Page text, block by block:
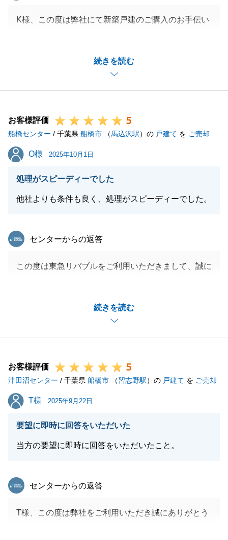
続きを読む
K様、この度は弊社にて新築戸建のご購入のお手伝い
ご満足につながって欲しいと強く願っておりました
が、想定以上に素敵な戸建住宅が完成し、心より安心
致しました。
ばお気軽にお声がけ下さい。
今後とも末永いお付き合いの程、宜しくお願いいたし
ます。
お客様評価 5
船橋センター / 千葉県 船橋市 （馬込沢駅）の 戸建て を ご売却
O様
O様 2025年10月1日
処理がスピーディーでした
他社よりも条件も良く、処理がスピーディーでした。
続きを読む
東急リバブル
センターからの返答
この度は東急リバブルをご利用いただきまして、誠に
スピーディーに進めていく中では、お忙しいところご
対応いただいたことも多く、改めて感謝申し上げま
す。
いいたします。
何かお困りのことなどがございましたら、お気軽にお
声がけくださいませ。
お客様評価 5
津田沼センター / 千葉県 船橋市 （習志野駅）の 戸建て を ご売却
T様
T様 2025年9月22日
要望に即時に回答をいただいた
当方の要望に即時に回答をいただいたこと。
東急リバブル
センターからの返答
T様、この度は弊社をご利用いただき誠にありがとう